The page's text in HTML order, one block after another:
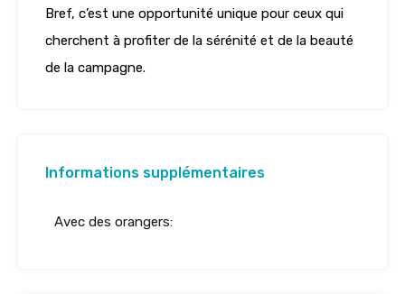
Bref, c’est une opportunité unique pour ceux qui
cherchent à profiter de la sérénité et de la beauté
de la campagne.
Informations supplémentaires
Avec des orangers: